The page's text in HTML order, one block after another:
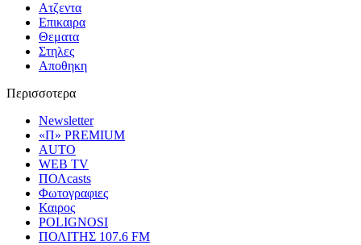
Ατζεντα
Επικαιρα
Θεματα
Στηλες
Αποθηκη
Περισσοτερα
Newsletter
«Π» PREMIUM
AUTO
WEB TV
ΠΟΛcasts
Φωτογραφιες
Καιρος
POLIGNOSI
ΠΟΛΙΤΗΣ 107.6 FM